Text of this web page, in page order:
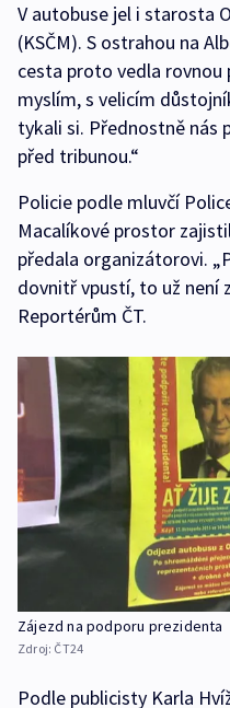
V autobuse jel i starosta
(KSČM). S ostrahou na
cesta proto vedla rovnou
myslím, s velicím
tykali si. Přednostně nás
před tribunou.“
Policie podle mluvčí
Macalíkové prostor
předala organizátorovi.
dovnitř vpustí, to už není
Reportérům ČT.
Zájezd na podporu prezidenta
Zdroj: ČT24
Podle publicisty Karla